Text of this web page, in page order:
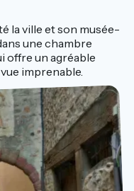
la ville et son musée-
une chambre
offre un agréable
imprenable.